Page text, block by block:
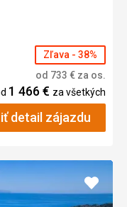
Zľava - 38%
od 733 € za os.
1 466€ za všetkých
detail zájazdu
Pridať
do